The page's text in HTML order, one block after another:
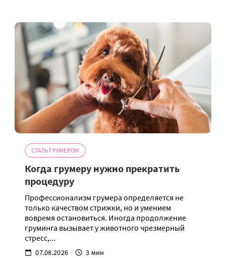
СТАТЬ ГРУМЕРОМ
Когда грумеру нужно прекратить
процедуру
Профессионализм грумера определяется не
только качеством стрижки, но и умением
вовремя остановиться. Иногда продолжение
груминга вызывает у животного чрезмерный
стресс,...
07.08.2026 3 мин